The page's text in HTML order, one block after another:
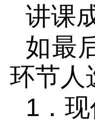
讲课
如最
环节人
1．